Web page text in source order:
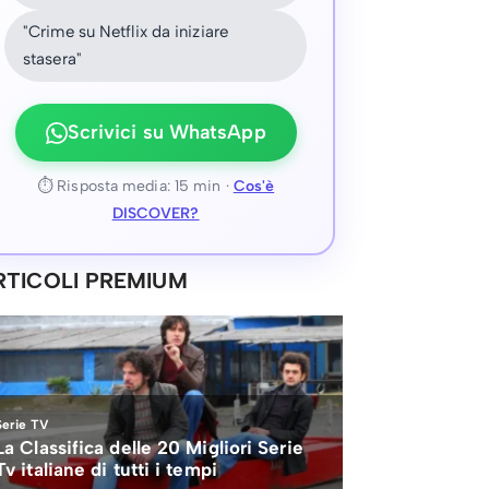
"Crime su Netflix da iniziare
stasera"
Scrivici su WhatsApp
⏱ Risposta media: 15 min · Cos'è
DISCOVER?
PREMIUM